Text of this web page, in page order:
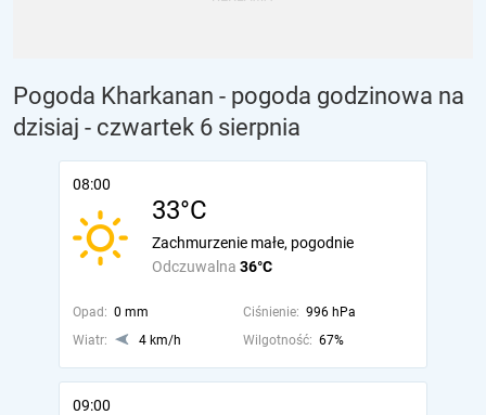
Pogoda Kharkanan - pogoda godzinowa na
dzisiaj - czwartek 6 sierpnia
08:00
33°C
Odczuwalna 36°C
Zachmurzenie małe, pogodnie
Opad: 0 mm Ciśnienie: 996 hPa
Wiatr:
4 km/h Wilgotność: 67%
09:00